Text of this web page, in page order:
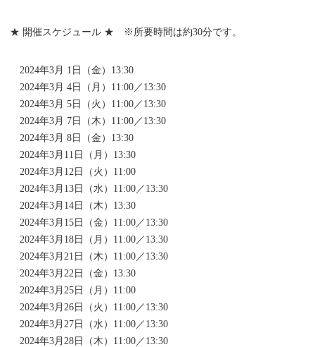
★ 開催スケジュール ★ ※所要時間は約30分です。
2024年3月 1日（金）13:30
2024年3月 4日（月）11:00／13:30
2024年3月 5日（火）11:00／13:30
2024年3月 7日（木）11:00／13:30
2024年3月 8日（金）13:30
2024年3月11日（月）13:30
2024年3月12日（火）11:00
2024年3月13日（水）11:00／13:30
2024年3月14日（木）13:30
2024年3月15日（金）11:00／13:30
2024年3月18日（月）11:00／13:30
2024年3月21日（木）11:00／13:30
2024年3月22日（金）13:30
2024年3月25日（月）11:00
2024年3月26日（火）11:00／13:30
2024年3月27日（水）11:00／13:30
2024年3月28日（木）11:00／13:30